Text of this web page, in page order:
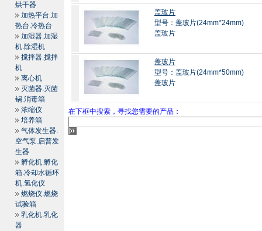
烘干器
加热平台.加
热台.冷热台
加湿器.加湿
机.除湿机
搅拌器.搅拌
机
离心机
灭菌器.灭菌
锅.消毒箱
浓缩仪
培养箱
气体发生器.
空气泵.启普发
生器
孵化机.孵化
箱.冷却水循环
机.氢化仪
燃烧仪.燃烧
试验箱
乳化机.乳化
器
盖玻片
型号：盖玻片(24mm*24mm)
盖玻片
盖玻片
型号：盖玻片(24mm*50mm)
盖玻片
在下框中搜索，寻找您需要的产品：